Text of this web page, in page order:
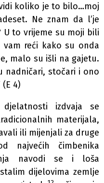
koliko je to bilo…moj
Ne znam da l’je
to vrijeme su moji bili
vam reći kako su onda
malo su išli na gajetu.
nadničari, stočari i ono
4)
izdvaja se
materijala,
ili mijenjali za druge
najvećih čimbenika
navodi se i loša
dijelovima zemlje